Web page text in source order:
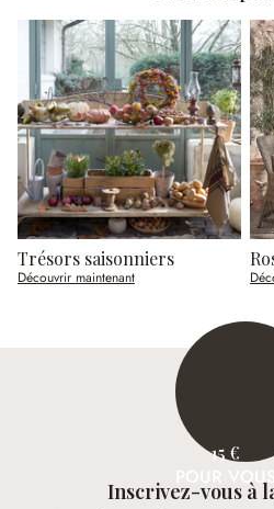
Trésors saisonniers
Découvrir maintenant
15 €
POUR VOUS
Inscrivez-vous à